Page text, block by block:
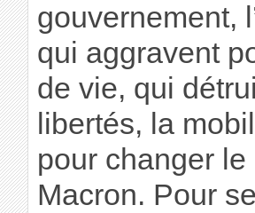
gouvernement,
qui aggravent
de vie, qui
libertés, la
pour changer
Macron. Pour